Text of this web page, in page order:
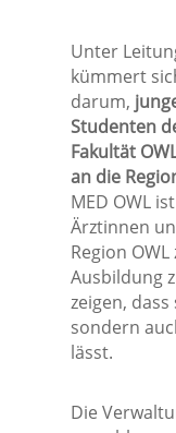
Unter
kümmert
darum,
Studenten
Fakultät
an die
MED OWL
Ärztinnen
Region
Ausbildung
zeigen,
sondern
lässt.
Die